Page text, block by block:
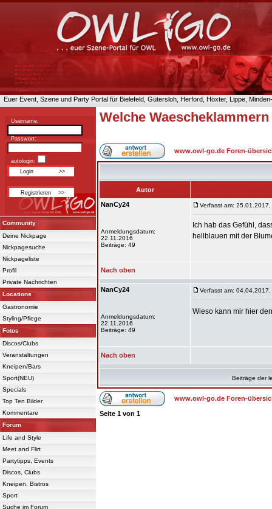
Euer Event, Szene und Party Portal für Bielefeld, Gütersloh, Herford, Höxter, Lippe,
Username:
Passwort:
autologin:
Community
Deine Nickpage
Nickpagesuche
Nickpageliste
Profil
Private Nachrichten
Locations
Gastronomie
Styling/Pflege
Fotos
Discos/Clubs
Veranstaltungen
Kneipen/Bars
Sport(NEU)
Specials
Top Ten Bilder
Kommentare
Forum
Life and Style
Meet and Flirt
Partytipps, Events
Discos, Clubs
Kneipen, Bistros
Sport
Suche im Forum
Welche
www.owl-go.de Foren-
Autor
NanCy24
Anmeldungsdatum:
22.11.2016
Beiträge: 49
Verfasst am:
Ich hab das Gefühl,
hellblauen mit der
Nach oben
NanCy24
Anmeldungsdatum:
22.11.2016
Beiträge: 49
Verfasst am: 04.04.2017,
Wieso kann mir hier
Nach oben
Beiträge der
www.owl-go.de Foren-
Seite 1 von 1